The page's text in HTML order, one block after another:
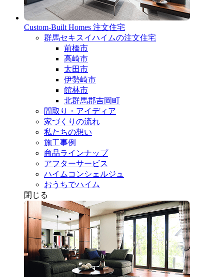
Custom-Built Homes 注文住宅
群馬セキスイハイムの注文住宅
前橋市
高崎市
太田市
伊勢崎市
館林市
北群馬郡吉岡町
間取り・アイディア
家づくりの流れ
私たちの想い
施工事例
商品ラインナップ
アフターサービス
ハイムコンシェルジュ
おうちでハイム
閉じる